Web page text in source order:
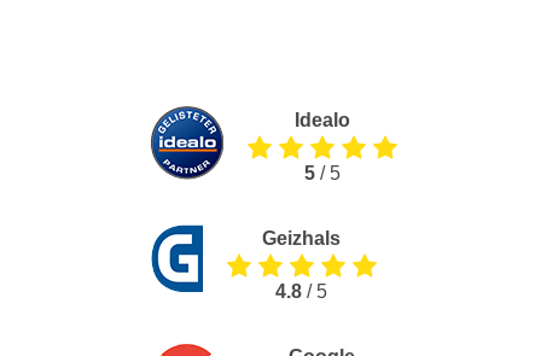
Idealo
5/ 5
Geizhals
4.8 / 5